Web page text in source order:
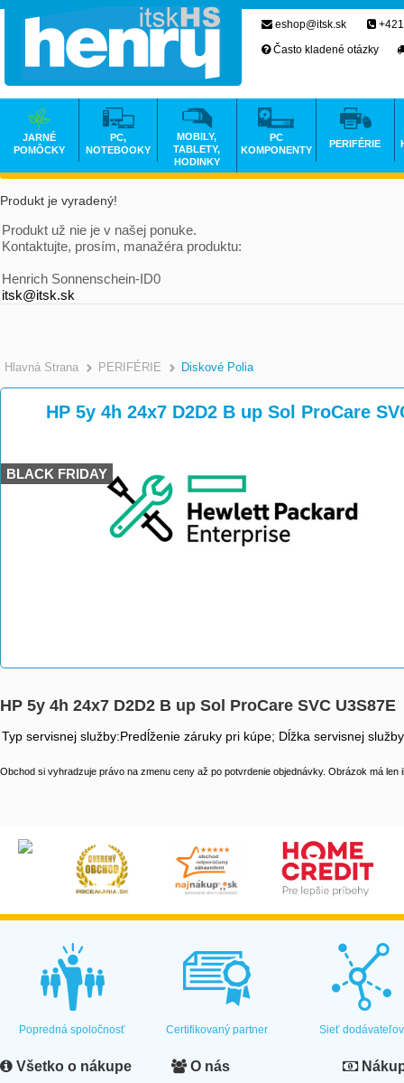
Produkt je vyradený!
Produkt už nie je v našej ponuke.
Kontaktujte, prosím, manažéra produktu:
Henrich Sonnenschein-ID0
itsk@itsk.sk
Hlavná Strana >
PERIFÉRIE >
Diskové Polia
HP 5y 4h 24x7 D2D2 B up Sol ProCare
BLACK FRIDAY
HP 5y 4h 24x7 D2D2 B up Sol ProCare SVC U3S87E
Typ servisnej služby:Predĺženie záruky pri kúpe; Dĺžka servisnej
Obchod si vyhradzuje právo na zmenu ceny až po potvrdenie objednávky. Obrázok má len
eshop@itsk.sk
Často kladené otázky
JARNÉ
POMÔCKY
PC,
NOTEBOOKY
MOBILY,
TABLETY,
HODINKY
PC
KOMPONENTY
PERIFÉRIE
Popredná spoločnosť Certifikovaný partner Sieť dodávateľov
Všetko o nákupe O nás